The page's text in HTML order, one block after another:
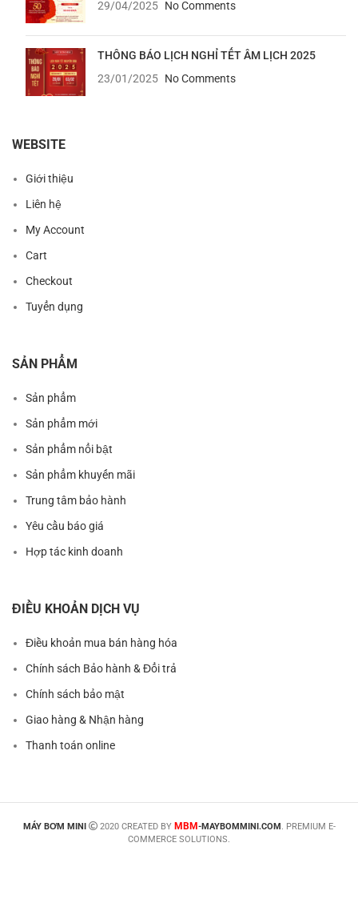
29/04/2025 No Comments
THÔNG BÁO LỊCH NGHỈ TẾT ÂM LỊCH 2025
23/01/2025 No Comments
WEBSITE
Giới thiệu
Liên hệ
My Account
Cart
Checkout
Tuyển dụng
SẢN PHẨM
Sản phẩm
Sản phẩm mới
Sản phẩm nổi bật
Sản phẩm khuyến mãi
Trung tâm bảo hành
Yêu cầu báo giá
Hợp tác kinh doanh
ĐIỀU KHOẢN DỊCH VỤ
Điều khoản mua bán hàng hóa
Chính sách Bảo hành & Đổi trả
Chính sách bảo mật
Giao hàng & Nhận hàng
Thanh toán online
MÁY BƠM MINI 2020 CREATED BY MBM-MAYBOMMINI.COM . PREMIUM E-
COMMERCE SOLUTIONS.